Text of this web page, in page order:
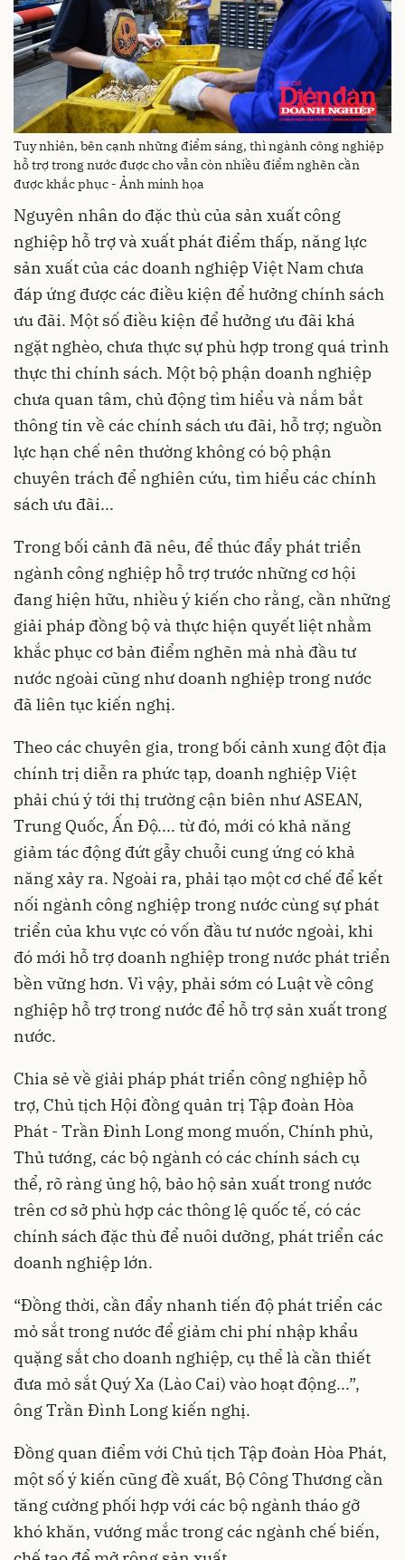
Tuy nhiên, bên cạnh những điểm sáng, thì ngành công nghiệp
hỗ trợ trong nước được cho vẫn còn nhiều điểm nghẽn cần
được khắc phục - Ảnh minh họa
Nguyên nhân do đặc thù của sản xuất công
nghiệp hỗ trợ và xuất phát điểm thấp, năng lực
sản xuất của các doanh nghiệp Việt Nam chưa
đáp ứng được các điều kiện để hưởng chính sách
ưu đãi. Một số điều kiện để hưởng ưu đãi khá
ngặt nghèo, chưa thực sự phù hợp trong quá trình
thực thi chính sách. Một bộ phận doanh nghiệp
chưa quan tâm, chủ động tìm hiểu và nắm bắt
thông tin về các chính sách ưu đãi, hỗ trợ; nguồn
lực hạn chế nên thường không có bộ phận
chuyên trách để nghiên cứu, tìm hiểu các chính
sách ưu đãi...
Trong bối cảnh đã nêu, để thúc đẩy phát triển
ngành công nghiệp hỗ trợ trước những cơ hội
đang hiện hữu, nhiều ý kiến cho rằng, cần những
giải pháp đồng bộ và thực hiện quyết liệt nhằm
khắc phục cơ bản điểm nghẽn mà nhà đầu tư
nước ngoài cũng như doanh nghiệp trong nước
đã liên tục kiến nghị.
Theo các chuyên gia, trong bối cảnh xung đột địa
chính trị diễn ra phức tạp, doanh nghiệp Việt
phải chú ý tới thị trường cận biên như ASEAN,
Trung Quốc, Ấn Độ.... từ đó, mới có khả năng
giảm tác động đứt gẫy chuỗi cung ứng có khả
năng xảy ra. Ngoài ra, phải tạo một cơ chế để kết
nối ngành công nghiệp trong nước cùng sự phát
triển của khu vực có vốn đầu tư nước ngoài, khi
đó mới hỗ trợ doanh nghiệp trong nước phát triển
bền vững hơn. Vì vậy, phải sớm có Luật về công
nghiệp hỗ trợ trong nước để hỗ trợ sản xuất trong
nước.
Chia sẻ về giải pháp phát triển công nghiệp hỗ
trợ, Chủ tịch Hội đồng quản trị Tập đoàn Hòa
Phát - Trần Đình Long mong muốn, Chính phủ,
Thủ tướng, các bộ ngành có các chính sách cụ
thể, rõ ràng ủng hộ, bảo hộ sản xuất trong nước
trên cơ sở phù hợp các thông lệ quốc tế, có các
chính sách đặc thù để nuôi dưỡng, phát triển các
doanh nghiệp lớn.
“Đồng thời, cần đẩy nhanh tiến độ phát triển các
mỏ sắt trong nước để giảm chi phí nhập khẩu
quặng sắt cho doanh nghiệp, cụ thể là cần thiết
đưa mỏ sắt Quý Xa (Lào Cai) vào hoạt động...”,
ông Trần Đình Long kiến nghị.
Đồng quan điểm với Chủ tịch Tập đoàn Hòa Phát,
một số ý kiến cũng đề xuất, Bộ Công Thương cần
tăng cường phối hợp với các bộ ngành tháo gỡ
khó khăn, vướng mắc trong các ngành chế biến,